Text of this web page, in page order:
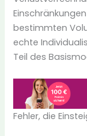
bestimmten
echte
Teil des
Fehler, die